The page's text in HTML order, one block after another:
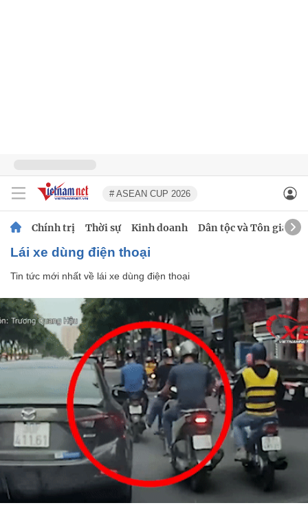
# ASEAN CUP 2026
Chính trị Thời sự Kinh doanh Dân tộc và Tôn giáo
lái xe dùng điện thoại
Tin tức mới nhất về lái xe dùng điện thoại